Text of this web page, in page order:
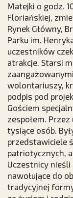
Matejki o godz.
Floriańskiej,
Rynek Główny,
Parku im.
uczestników
atrakcje. Starsi
wolontariuszy,
podpis pod
Gościem
zespołem.
tysiące osób.
przedstawiciele
patriotycznych,
Uczestnicy
nawołujące do
tradycyjnej